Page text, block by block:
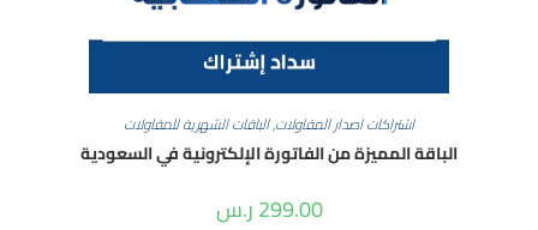
اشتراكات اصدار المقاولات,الباقات الشهرية للمقاولات
الباقة المميزة من الفاتورة الإلكترونية في السعودية
299.00ر.س